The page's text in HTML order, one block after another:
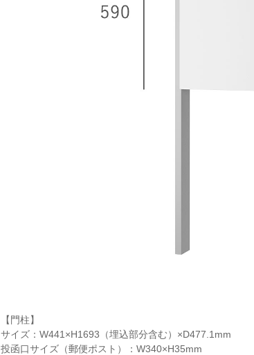
【門柱】
サイズ：W441×H1693（埋込部分含む）×D477.1mm
投函口サイズ（郵便ポスト）：W340×H35mm